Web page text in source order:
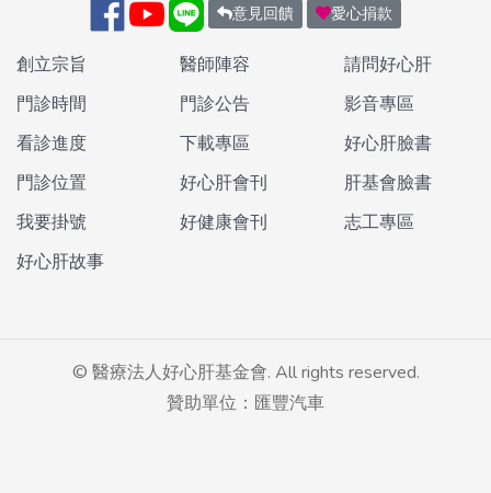
意見回饋 愛心捐款
創立宗旨
門診時間
看診進度
門診位置
我要掛號
醫師陣容
門診公告
下載專區
好心肝會刊
好健康會刊
請問好心肝
影音專區
好心肝臉書
肝基會臉書
志工專區
好心肝故事
© 醫療法人好心肝基金會. All rights reserved.
贊助單位：匯豐汽車